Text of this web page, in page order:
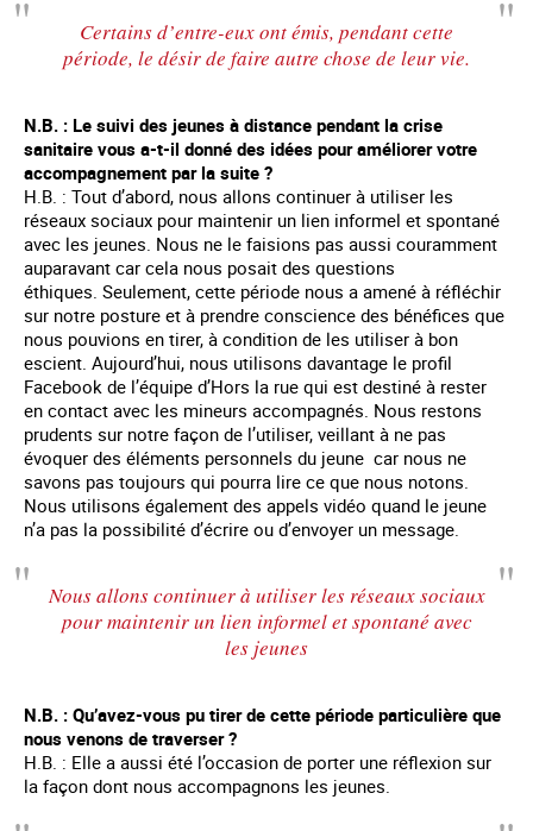
Certains d’entre-eux ont émis, pendant cette
période, le désir de faire autre chose de leur vie.
N.B. : Le suivi des jeunes à distance pendant la crise
sanitaire vous a-t-il donné des idées pour améliorer votre
accompagnement par la suite ?
H.B. : Tout d’abord, nous allons continuer à utiliser les
réseaux sociaux pour maintenir un lien informel et spontané
avec les jeunes. Nous ne le faisions pas aussi couramment
auparavant car cela nous posait des questions
éthiques. Seulement, cette période nous a amené à réfléchir
sur notre posture et à prendre conscience des bénéfices que
nous pouvions en tirer, à condition de les utiliser à bon
escient. Aujourd’hui, nous utilisons davantage le profil
Facebook de l’équipe d’Hors la rue qui est destiné à rester
en contact avec les mineurs accompagnés. Nous restons
prudents sur notre façon de l’utiliser, veillant à ne pas
évoquer des éléments personnels du jeune car nous ne
savons pas toujours qui pourra lire ce que nous notons.
Nous utilisons également des appels vidéo quand le jeune
n’a pas la possibilité d’écrire ou d’envoyer un message.
Nous allons continuer à utiliser les réseaux sociaux
pour maintenir un lien informel et spontané avec
les jeunes
N.B. : Qu’avez-vous pu tirer de cette période particulière que
nous venons de traverser ?
H.B. : Elle a aussi été l’occasion de porter une réflexion sur
la façon dont nous accompagnons les jeunes.